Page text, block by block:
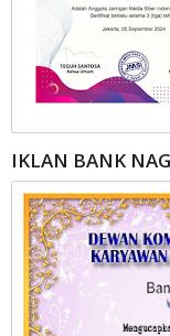
IKLAN BANK